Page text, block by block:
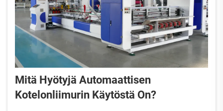
Mitä Hyötyjä Automaattisen
Kotelonliimurin Käytöstä On?